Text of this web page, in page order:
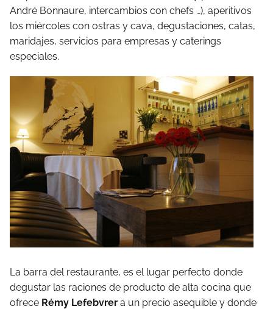
André Bonnaure, intercambios con chefs …), aperitivos
los miércoles con ostras y cava, degustaciones, catas,
maridajes, servicios para empresas y caterings
especiales.
La barra del restaurante, es el lugar perfecto donde
degustar las raciones de producto de alta cocina que
ofrece Rémy Lefebvrer a un precio asequible y donde